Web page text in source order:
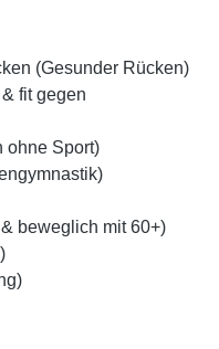
(Gesunder Rücken)
fit gegen
ohne Sport)
beweglich mit 60+)